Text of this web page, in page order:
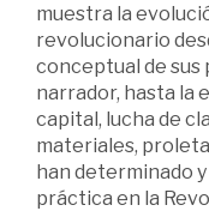
muestra la
revolucionario
conceptual de
narrador, hasta la
capital, lucha de
materiales,
han determinado
práctica en la